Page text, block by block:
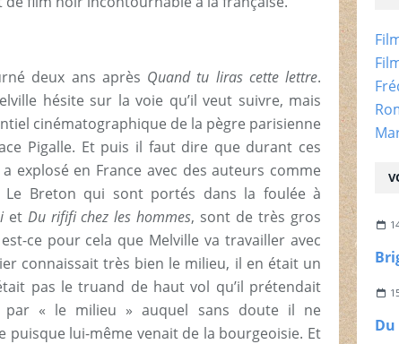
deux ans après Quand tu liras cette lettre.
hésite sur la voie qu’il veut suivre, mais
cinématographique de la pègre parisienne
Pigalle. Et puis il faut dire que durant ces
explosé en France avec des auteurs comme
Le Breton qui sont portés dans la foulée à
et Du rififi chez les hommes, sont de très gros
ce pour cela que Melville va travailler avec
connaissait très bien le milieu, il en était un
pas le truand de haut vol qu’il prétendait
par « le milieu » auquel sans doute il ne
puisque lui-même venait de la bourgeoisie. Et